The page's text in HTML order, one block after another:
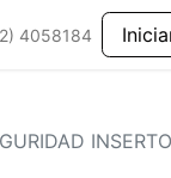
4058184